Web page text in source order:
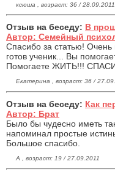
ксюша , возраст: 36 / 28.09.2011
Отзыв на беседу: В
Автор: Семейный
Спасибо за статью! Очень
готов ученик... Вы
Помогаете ЖИТЬ!!!
Екатерина , возраст: 36 /
Отзыв на беседу: Как
Автор: Брат
Было бы чудесно иметь
напоминал простые
Большое спасибо.
А , возраст: 19 / 27.09.2011